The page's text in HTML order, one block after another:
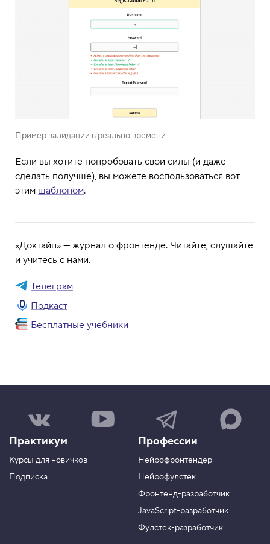
Пример валидации в реально времени
Если вы хотите попробовать свои силы (и даже
сделать получше), вы можете воспользоваться вот
этим шаблоном.
«Доктайп» — журнал о фронтенде. Читайте, слушайте
и учитесь с нами.
Телеграм
Подкаст
Бесплатные учебники
а
а
р
у
Н
а
а
к
н
а
в
e
Н
а
ш
в
A
Практикум
Курсы для новичков
Подписка
Профессии
Нейрофронтендер
Нейрофулстек
Фронтенд-разработчик
JavaScript-разработчик
Фулстек-разработчик